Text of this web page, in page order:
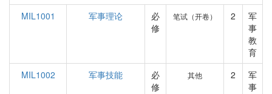
MIL1001 军事理论
必
修
笔试（开卷） 2
军
事
教
育
MIL1002
军事技能
必
修
其他 2
军
事